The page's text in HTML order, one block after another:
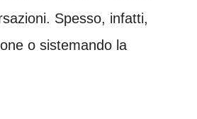
Spesso, infatti,
o sistemando la